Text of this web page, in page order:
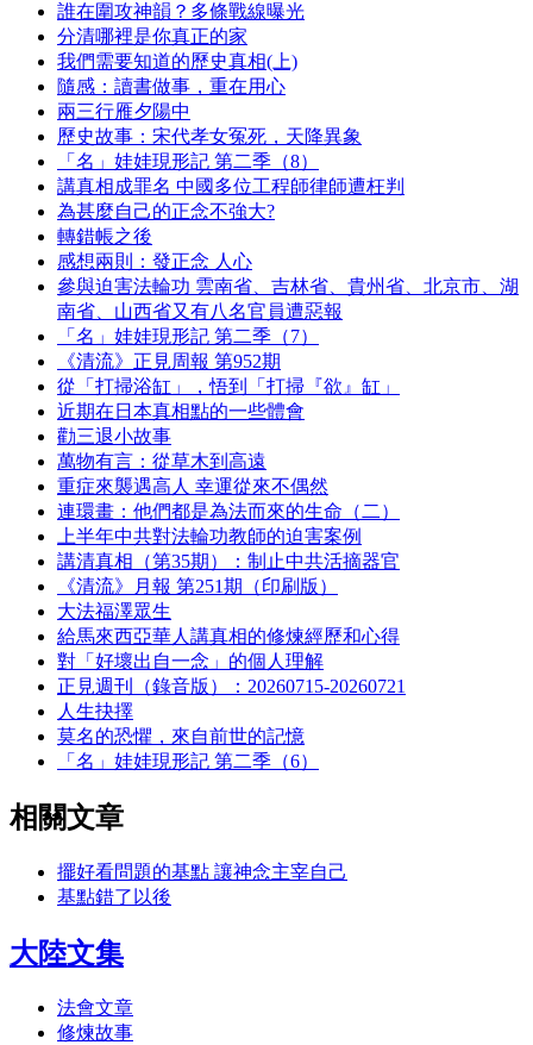
誰在圍攻神韻？多條戰線曝光
分清哪裡是你真正的家
我們需要知道的歷史真相(上)
隨感：讀書做事，重在用心
兩三行雁夕陽中
歷史故事：宋代孝女冤死，天降異象
「名」娃娃現形記 第二季（8）
講真相成罪名 中國多位工程師律師遭枉判
為甚麼自己的正念不強大?
轉錯帳之後
感想兩則：發正念 人心
參與迫害法輪功 雲南省、吉林省、貴州省、北京市、湖
南省、山西省又有八名官員遭惡報
「名」娃娃現形記 第二季（7）
《清流》正見周報 第952期
從「打掃浴缸」，悟到「打掃『欲』缸」
近期在日本真相點的一些體會
勸三退小故事
萬物有言：從草木到高遠
重症來襲遇高人 幸運從來不偶然
連環畫：他們都是為法而來的生命（二）
上半年中共對法輪功教師的迫害案例
講清真相（第35期）：制止中共活摘器官
《清流》月報 第251期（印刷版）
大法福澤眾生
給馬來西亞華人講真相的修煉經歷和心得
對「好壞出自一念」的個人理解
正見週刊（錄音版）：20260715-20260721
人生抉擇
莫名的恐懼，來自前世的記憶
「名」娃娃現形記 第二季（6）
相關文章
擺好看問題的基點 讓神念主宰自己
基點錯了以後
大陸文集
法會文章
修煉故事